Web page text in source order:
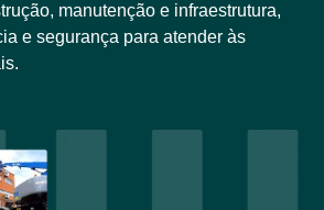
manutenção e infraestrutura,
e segurança para atender às